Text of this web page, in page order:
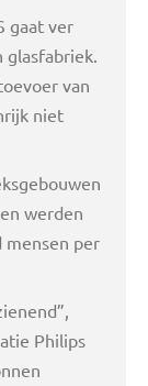
gaat ver
van
niet
werden
mensen per
Philips